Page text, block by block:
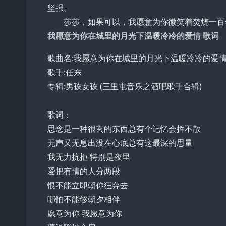
坚强。
莎莎，如果可以，我愿意为你微笑着焚烧一
我愿意为你在城里的月光下温暖冷冷的爱情 歌词
歌曲名:我愿意为你在城里的月光下温暖冷冷的爱
歌手:任东
专辑:男孩女孩 (三里屯音乐之酒吧歌手合辑)
歌词：
思念是一种很玄的东西总有个记忆会挥不散
无声又无息出没在心底总有这最深的思量
我无力抗拒 特别是夜里
爱把有情的人分两段
恨不能立即朝你狂奔去
哪怕不能够朝夕相伴
愿意为你 我愿意为你